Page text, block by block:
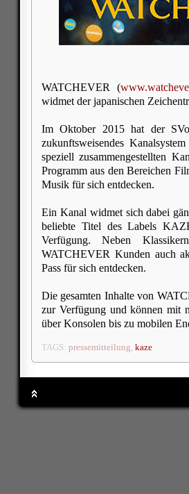
WATCHEVER (
widmet der japanischen
Im Oktober 2015 hat der
zukunftsweisendes
speziell zusammengestellten
Programm aus den Bereichen
Musik für sich entdecken.
Ein Kanal widmet sich dabei
beliebte Titel des Labels
Verfügung. Neben
WATCHEVER Kunden auch
Pass für sich entdecken.
Die gesamten Inhalte von
zur Verfügung und können mit
über Konsolen bis zu mobilen
TAGS: pressemitteilung, kaze